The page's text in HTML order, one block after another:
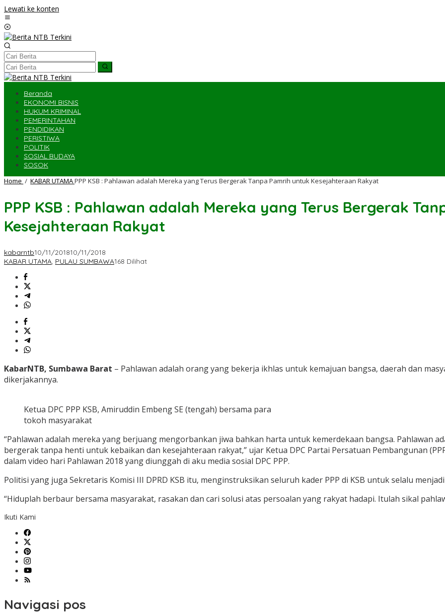
Lewati ke konten
Beranda
EKONOMI BISNIS
HUKUM KRIMINAL
PEMERINTAHAN
PENDIDIKAN
PERISTIWA
POLITIK
SOSIAL BUDAYA
SOSOK
Home / KABAR UTAMAPPP KSB : Pahlawan adalah Mereka yang Terus Bergerak Tanpa Pamrih untuk Kesejahteraan Rakyat
PPP KSB : Pahlawan adalah Mereka yang Terus Bergerak
Kesejahteraan Rakyat
kabarntb10/11/201810/11/2018
KABAR UTAMA, PULAU SUMBAWA168 Dilihat
KabarNTB, Sumbawa Barat – Pahlawan adalah orang yang bekerja ikhlas untuk kemajuan bangsa, daerah dan
dikerjakannya.
Ketua DPC PPP KSB, Amiruddin Embeng SE (tengah) bersama para
tokoh masyarakat
“Pahlawan adalah mereka yang berjuang mengorbankan jiwa bahkan harta untuk kemerdekaan bangsa. Pahlawan
bergerak tanpa henti untuk kebaikan dan kesejahteraan rakyat,” ujar Ketua DPC Partai Persatuan Pembangunan
dalam video hari Pahlawan 2018 yang diunggah di aku media sosial DPC PPP.
Politisi yang juga Sekretaris Komisi III DPRD KSB itu, menginstruksikan seluruh kader PPP di KSB untuk selalu
“Hiduplah berbaur bersama masyarakat, rasakan dan cari solusi atas persoalan yang rakyat hadapi. Itulah sikal
Ikuti Kami
Navigasi pos